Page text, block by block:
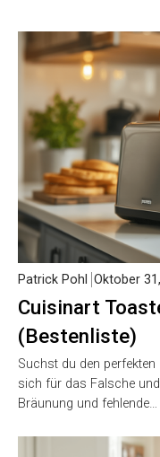
Cuisinart
(Bestenliste)
Patrick Pohl Oktober
Suchst du den
sich für das Falsche
Bräunung und fehlende…